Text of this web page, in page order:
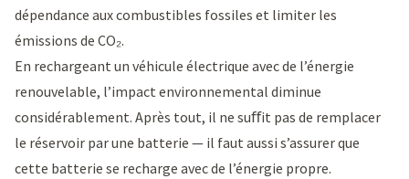
dépendance aux combustibles fossiles et limiter les
émissions de CO₂.
En rechargeant un véhicule électrique avec de l’énergie
renouvelable, l’impact environnemental diminue
considérablement. Après tout, il ne suﬀit pas de remplacer
le réservoir par une batterie — il faut aussi s’assurer que
cette batterie se recharge avec de l’énergie propre.